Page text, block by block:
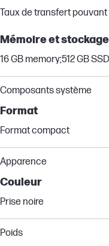
Taux de transfert pouvant
Mémoire et stockage
16 GB memory;512 GB
Composants système
Format
Format compact
Apparence
Couleur
Prise noire
Poids